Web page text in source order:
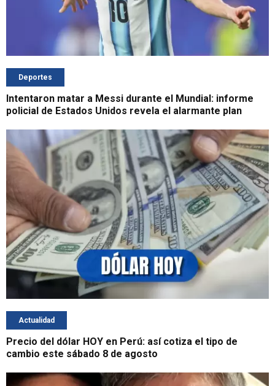
Deportes
Intentaron matar a Messi durante el Mundial: informe
policial de Estados Unidos revela el alarmante plan
Actualidad
Precio del dólar HOY en Perú: así cotiza el tipo de
cambio este sábado 8 de agosto